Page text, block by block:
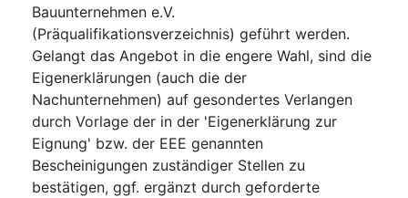
Bauunternehmen e.V.
(Präqualifikationsverzeichnis) geführt werden.
Gelangt das Angebot in die engere Wahl, sind die
Eigenerklärungen (auch die der
Nachunternehmen) auf gesondertes Verlangen
durch Vorlage der in der 'Eigenerklärung zur
Eignung' bzw. der EEE genannten
Bescheinigungen zuständiger Stellen zu
bestätigen, ggf. ergänzt durch geforderte